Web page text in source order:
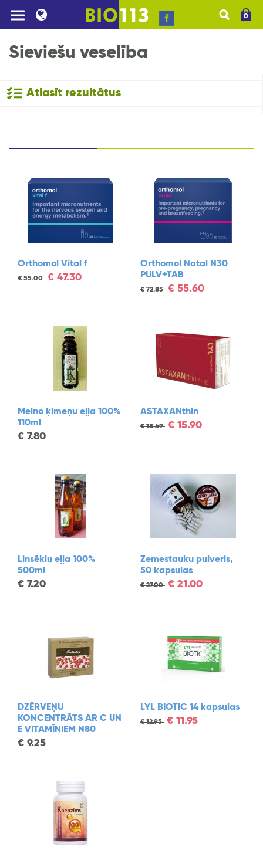
0
Sieviešu veselība
Atlasīt rezultātus
Orthomol Vital f
€55.00 € 47.30
Orthomol Natal N30
PULV+TAB
€72.85 € 55.60
Melno ķimeņu eļļa 100%
110ml
€ 7.80
ASTAXANthin
€18.49 € 15.90
Linsēklu eļļa 100%
500ml
€ 7.20
Zemestauku pulveris,
50 kapsulas
€27.00 € 21.00
DZĒRVEŅU
KONCENTRĀTS AR C UN
E VITAMĪNIEM N80
€ 9.25
LYL BIOTIC 14 kapsulas
€12.95 € 11.95